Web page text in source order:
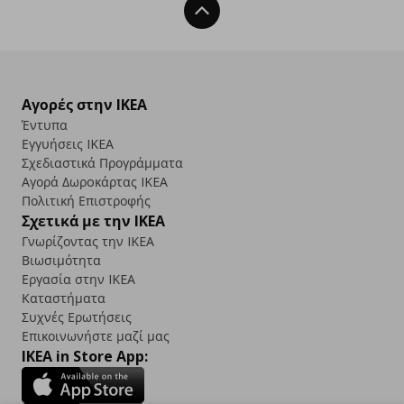
Back To Top
Αγορές στην IKEA
Έντυπα
Εγγυήσεις IKEA
Σχεδιαστικά Προγράμματα
Αγορά Δωρoκάρτας IKEA
Πολιτική Επιστροφής
Σχετικά με την IKEA
Γνωρίζοντας την IKEA
Βιωσιμότητα
Εργασία στην IKEA
Καταστήματα
Συχνές Ερωτήσεις
Επικοινωνήστε μαζί μας
IKEA in Store App: